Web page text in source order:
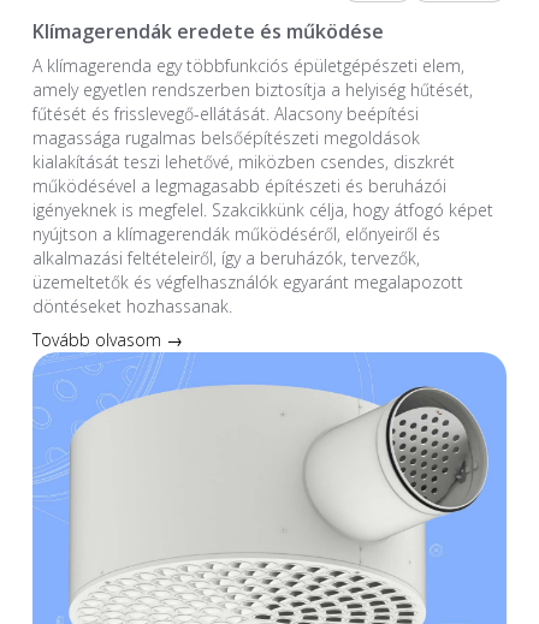
Klímagerendák eredete és működése
A klímagerenda egy többfunkciós épületgépészeti elem,
amely egyetlen rendszerben biztosítja a helyiség hűtését,
fűtését és frisslevegő-ellátását. Alacsony beépítési
magassága rugalmas belsőépítészeti megoldások
kialakítását teszi lehetővé, miközben csendes, diszkrét
működésével a legmagasabb építészeti és beruházói
igényeknek is megfelel. Szakcikkünk célja, hogy átfogó képet
nyújtson a klímagerendák működéséről, előnyeiről és
alkalmazási feltételeiről, így a beruházók, tervezők,
üzemeltetők és végfelhasználók egyaránt megalapozott
döntéseket hozhassanak.
Tovább olvasom →